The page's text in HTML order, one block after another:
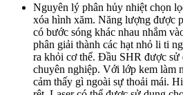
Nguyên lý phân hủy nhiệt chọn
xóa hình xăm. Năng lượng được
có bước sóng khác nhau nhắm
phân giải thành các hạt nhỏ li ti
ra khỏi cơ thể. Đầu SHR được sử
chuyên nghiệp. Với lớp kem làm
cảm thấy gì ngoài sự thoải mái.